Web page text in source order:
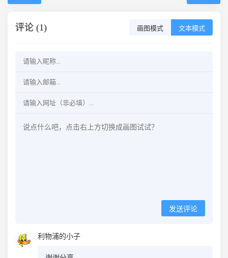
评论 (1) 画图模式 文本模式
发送评论
利物浦的小子